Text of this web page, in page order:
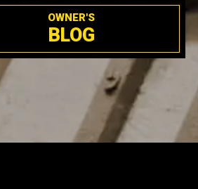
OWNER'S
BLOG